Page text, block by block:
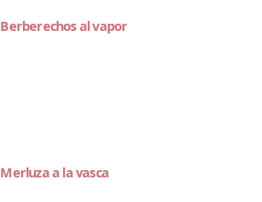
Berberechos al vapor
Merluza a la vasca